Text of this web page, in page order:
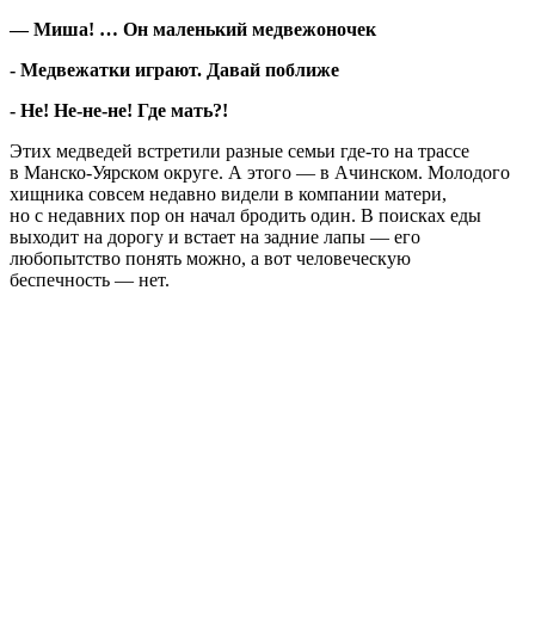
— Миша! … Он маленький медвежоночек
- Медвежатки играют. Давай поближе
- Не! Не-не-не! Где мать?!
Этих медведей встретили разные семьи где-то на трассе
в Манско-Уярском округе. А этого — в Ачинском. Молодого
хищника совсем недавно видели в компании матери,
но с недавних пор он начал бродить один. В поисках еды
выходит на дорогу и встает на задние лапы — его
любопытство понять можно, а вот человеческую
беспечность — нет.